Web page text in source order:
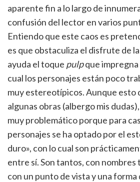
aparente fin a lo largo de
confusión del lector en varios
Entiendo que este caos es
es que obstaculiza el disfrute de
ayuda el toque pulpque impregna
cual los personajes están poco
muy estereotípicos. Aunque esto
algunas obras (albergo mis
muy problemático porque para
personajes se ha optado por el
duro», con lo cual son
entre sí. Son tantos, con nombres
con un punto de vista y una forma